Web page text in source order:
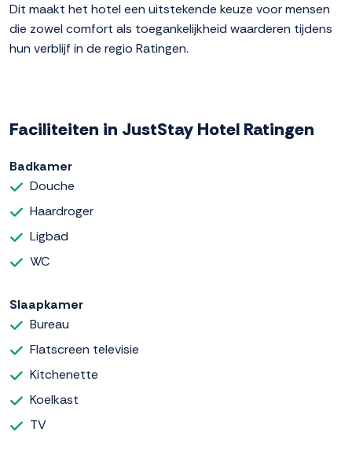
Dit maakt het hotel een uitstekende keuze voor mensen
die zowel comfort als toegankelijkheid waarderen tijdens
hun verblijf in de regio Ratingen.
Faciliteiten in JustStay Hotel Ratingen
Badkamer
Douche
Haardroger
Ligbad
WC
Slaapkamer
Bureau
Flatscreen televisie
Kitchenette
Koelkast
TV